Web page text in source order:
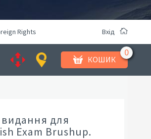
Rights Вхід
КОШИК
для
Exam Brushup.